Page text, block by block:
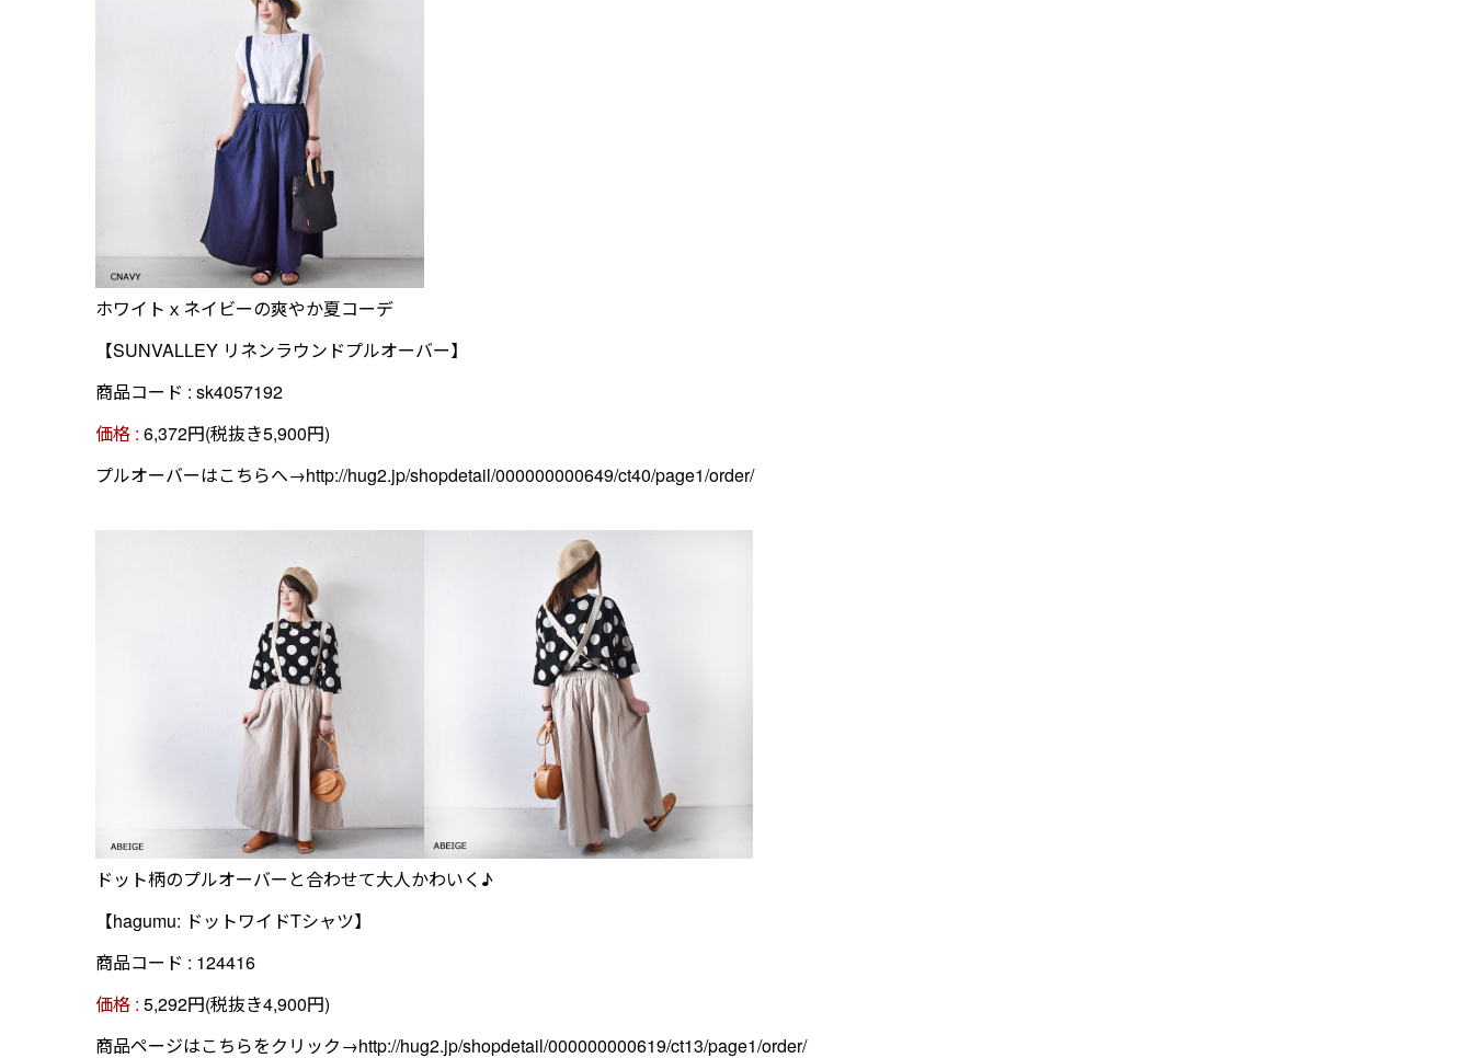
ホワイトｘネイビーの爽やか夏コーデ
【SUNVALLEY リネンラウンドプルオーバー】
商品コード : sk4057192
価格 : 6,372円(税抜き5,900円)
プルオーバーはこちらへ→http://hug2.jp/shopdetail/000000000649/ct40/page1/order/
ドット柄のプルオーバーと合わせて大人かわいく♪
【hagumu: ドットワイドTシャツ】
商品コード : 124416
価格 : 5,292円(税抜き4,900円)
商品ページはこちらをクリック→http://hug2.jp/shopdetail/000000000619/ct13/page1/order/